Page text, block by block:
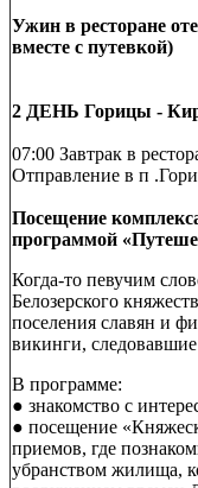
Ужин в ресторане
вместе с путевкой)
2 ДЕНЬ Горицы -
07:00 Завтрак в
Отправление в п
Посещение
программой
Когда-то певучим
Белозерского
поселения славян и
викинги,
В программе:
● знакомство с
● посещение
приемов, где
убранством жилища,